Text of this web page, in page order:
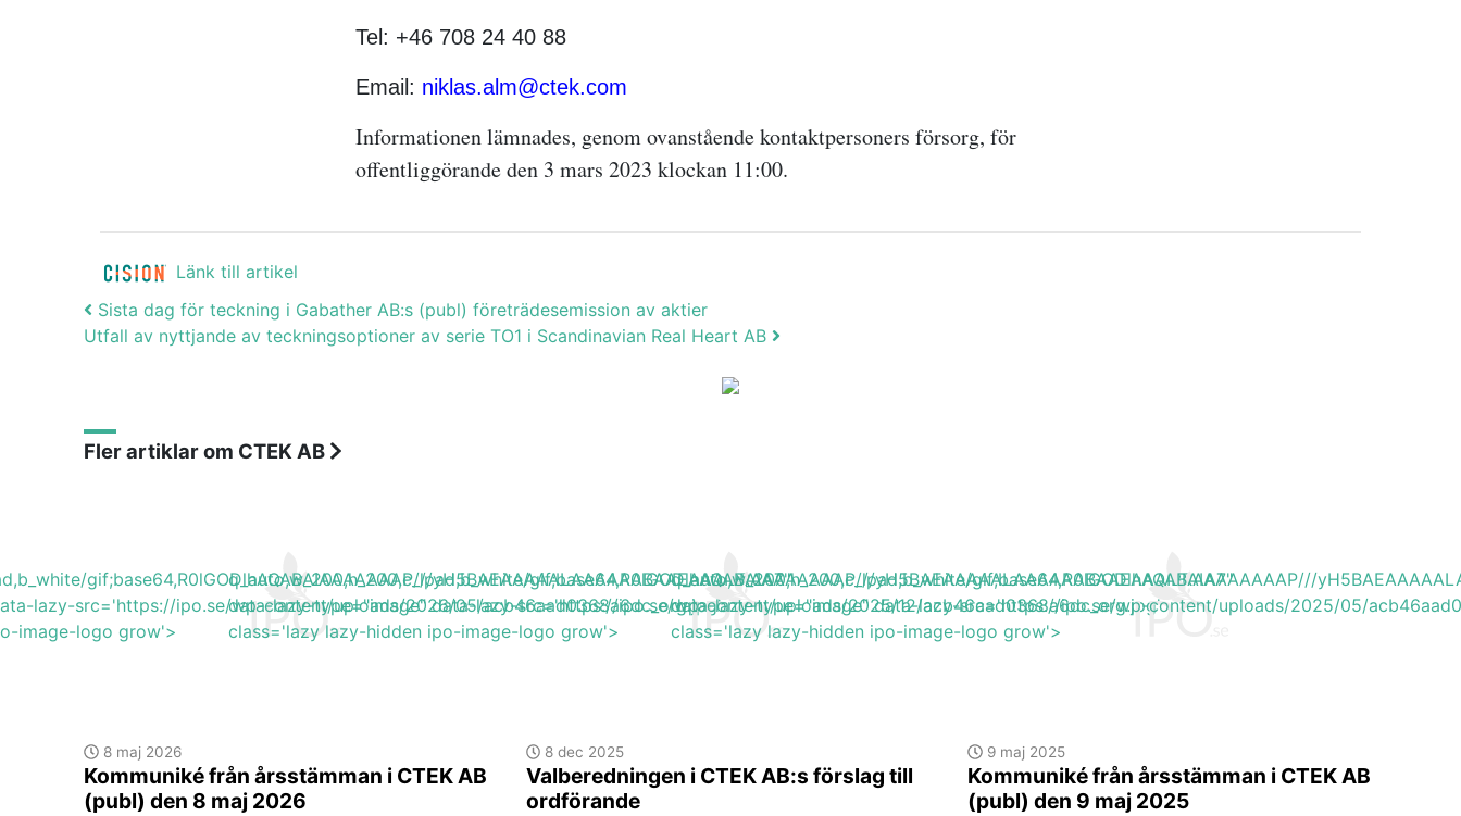
Tel: +46 708 24 40 88
Email: niklas.alm@ctek.com
Informationen lämnades, genom ovanstående kontaktpersoners försorg, för
offentliggörande den 3 mars 2023 klockan 11:00.
Länk till artikel
Post navigation
Sista dag för teckning i Gabather AB:s (publ) företrädesemission av aktier
Utfall av nyttjande av teckningsoptioner av serie TO1 i Scandinavian Real Heart AB
Fler artiklar om CTEK AB
gif;base64,R0lGODlhAQABAIAAAAAAAP///yH5BAEAAAAALAAAAAABAAEAAAIBRAA7"
lazy-src='https://ipo.se/wp-content/uploads/2026/05/acb46aad0368a6dc_org.jpg'
image-logo grow'>
8 maj 2026
Kommuniké från årsstämman i CTEK AB
(publ) den 8 maj 2026
q_auto,w_200,h_200,c_lpad,b_white/gif;base64,R0lGODlhAQABAIAAAAAAAP///yH5BAEAAAAALAAAAAABAAEAAAIBRAA7"
data-lazy-type="image" data-lazy-src='https://ipo.se/wp-content/uploads/2025/12/acb46aad0368a6dc_org.jpg'
class='lazy lazy-hidden ipo-image-logo grow'>
8 dec 2025
Valberedningen i CTEK AB:s förslag till
ordförande
q_auto,w_200,h_200,c_lpad,b_white/gif;base64,R0lGODlhAQABAIAAAAAAAP///
data-lazy-type="image" data-lazy-src='https://ipo.se/wp-content/uploads/2025/05/
class='lazy lazy-hidden ipo-image-logo grow'>
9 maj 2025
Kommuniké från årsstämman i CTEK AB
(publ) den 9 maj 2025